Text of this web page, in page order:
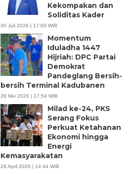
Kekompakan dan
Soliditas Kader
30 Juli 2026 | 17:00 WIB
Momentum
Iduladha 1447
Hijriah: DPC Partai
Demokrat
Pandeglang Bersih-
bersih Terminal Kadubanen
28 Mei 2026 | 17:54 WIB
Milad ke-24, PKS
Serang Fokus
Perkuat Ketahanan
Ekonomi hingga
Energi
Kemasyarakatan
29 April 2026 | 14:44 WIB